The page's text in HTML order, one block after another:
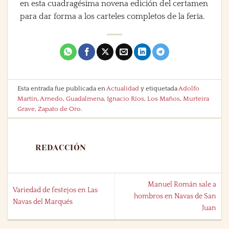
en esta cuadragésima novena edición del certamen
para dar forma a los carteles completos de la feria.
Esta entrada fue publicada en Actualidad y etiquetada Adolfo
Martín, Arnedo,Guadalmena,Ignacio Ríos,Los Maños, Murteira
Grave,Zapato de Oro
REDACCIÓN
Variedad de festejos en Las
Navas del Marqués
Manuel Román sale a
hombros en Navas de San
Juan